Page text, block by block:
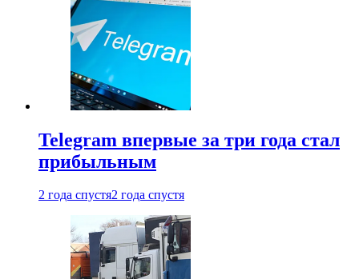
Telegram впервые за три года стал
прибыльным
2 года спустя2 года спустя